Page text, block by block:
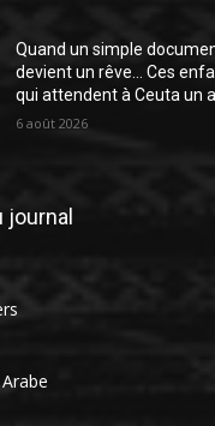
Quand un simple
devient un rêve… Ces
qui attendent à Ceuta un
6 août 2026
journal